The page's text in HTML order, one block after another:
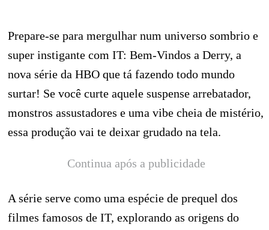
Prepare-se para mergulhar num universo sombrio e
super instigante com IT: Bem-Vindos a Derry, a
nova série da HBO que tá fazendo todo mundo
surtar! Se você curte aquele suspense arrebatador,
monstros assustadores e uma vibe cheia de mistério,
essa produção vai te deixar grudado na tela.
Continua após a publicidade
A série serve como uma espécie de prequel dos
filmes famosos de IT, explorando as origens do